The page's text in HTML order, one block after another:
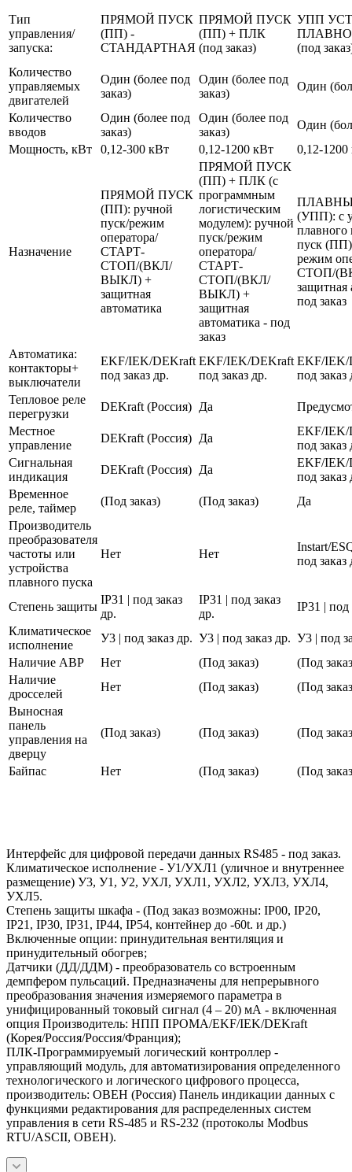
Тип
управления/
запуска:
ПРЯМОЙ ПУСК
(ПП) -
СТАНДАРТНАЯ
ПРЯМОЙ ПУСК
(ПП) + ПЛК
(под заказ)
УПП
(под
Количество
управляемых
двигателей
Один (более под
заказ)
Один (более под
заказ)
Один
Количество
вводов
Один (более под
заказ)
Один (более под
заказ)
Один
Мощность, кВт
0,12-300 кВт 0,12-1200 кВт 0,12-1200
Назначение
ПРЯМОЙ ПУСК
(ПП): ручной
пуск/режим
оператора/
СТАРТ-
СТОП/(ВКЛ/
ВЫКЛ) +
защитная
автоматика
ПРЯМОЙ ПУСК
(ПП) + ПЛК (с
программным
логистическим
модулем): ручной
пуск/режим
оператора/
СТАРТ-
СТОП/(ВКЛ/
ВЫКЛ) +
защитная
автоматика - под
заказ
(УПП): с
плавного
пуск
режим
СТОП/
защитная
под заказ
Автоматика:
контакторы+
выключатели
EKF/IEK/DEKraft
под заказ др.
EKF/IEK/DEKraft
под заказ др.
EKF/IEK/
под заказ
Тепловое реле
перегрузки
DEKraft (Россия) Да
Местное
управление
DEKraft (Россия) Да
EKF/IEK/
под заказ
Сигнальная
индикация
DEKraft (Россия) Да
EKF/IEK/
под заказ
Временное
реле, таймер
(Под заказ) (Под заказ)
Да
Производитель
преобразователя
частоты или
устройства
плавного пуска
Нет Нет
Instart/
под заказ
Степень защиты
IP31 | под заказ
др.
IP31 | под заказ
др.
IP31 | под
Климатическое
исполнение
У3 | под заказ др. У3 | под заказ др. У3 | под
Наличие АВР
Нет (Под заказ)
(Под
Наличие
дросселей
Нет (Под заказ)
(Под
Выносная
панель
управления на
дверцу
(Под заказ) (Под заказ) (Под
Байпас Нет (Под заказ) (Под
Интерфейс для цифровой передачи данных RS485 - под заказ.
Климатическое исполнение - У1/УХЛ1 (уличное и внутреннее
размещение) У3, У1, У2, УХЛ, УХЛ1, УХЛ2, УХЛ3, УХЛ4,
УХЛ5.
Степень защиты шкафа - (Под заказ возможны: IP00, IP20,
IP21, IP30, IP31, IP44, IP54, контейнер до -60t. и др.)
Включенные опции: принудительная вентиляция и
принудительный обогрев;
Датчики (ДД/ДДМ) - преобразователь со встроенным
демпфером пульсаций. Предназначены для непрерывного
преобразования значения измеряемого параметра в
унифицированный токовый сигнал (4 – 20) мА - включенная
опция Производитель: НПП ПРОМА/EKF/IEK/DEKraft
(Корея/Россия/Россия/Франция);
ПЛК-Программируемый логический контроллер -
управляющий модуль, для автоматизирования определенного
технологического и логического цифрового процесса,
производитель: ОВЕН (Россия) Панель индикации данных с
функциями редактирования для распределенных систем
управления в сети RS-485 и RS-232 (протоколы Modbus
RTU/ASCII, ОВЕН).